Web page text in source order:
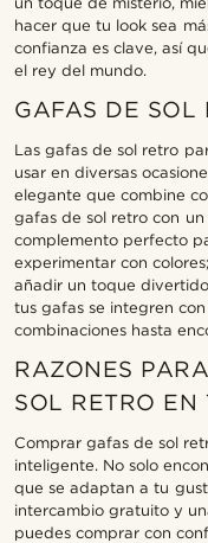
hacer que tu look sea
confianza es clave, así
el rey del mundo.
GAFAS DE SOL
Las gafas de sol retro
usar en diversas
elegante que combine
gafas de sol retro con
complemento perfecto
experimentar con
añadir un toque
tus gafas se integren
combinaciones hasta
RAZONES
SOL RETRO EN
Comprar gafas de sol
inteligente. No solo
que se adaptan a tu
intercambio gratuito y
puedes comprar con